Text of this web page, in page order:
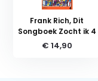
Frank Rich, Dit
Songboek Zocht ik 4
€ 14,90